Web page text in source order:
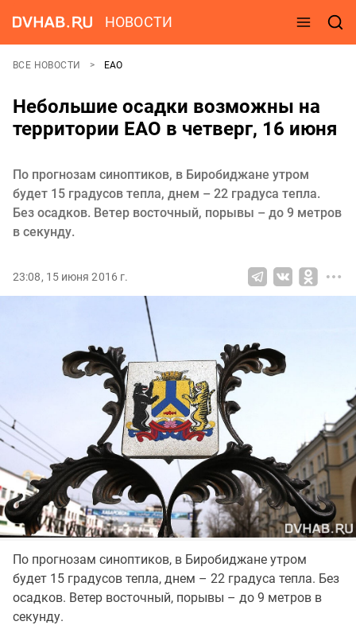
НОВОСТИ
ВСЕ НОВОСТИ ЕАО
Небольшие осадки возможны на
территории ЕАО в четверг, 16 июня
По прогнозам синоптиков, в Биробиджане утром
будет 15 градусов тепла, днем – 22 градуса тепла.
Без осадков. Ветер восточный, порывы – до 9 метров
в секунду.
23:08, 15 июня 2016 г.
По прогнозам синоптиков, в Биробиджане утром
будет 15 градусов тепла, днем – 22 градуса тепла. Без
осадков. Ветер восточный, порывы – до 9 метров в
секунду.